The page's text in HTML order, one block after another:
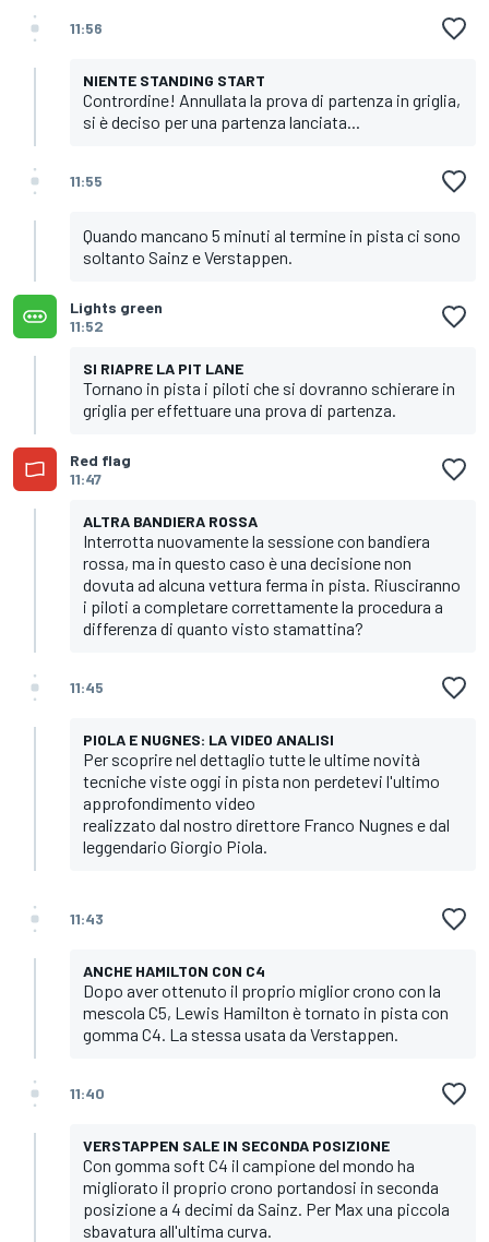
11:56
NIENTE STANDING START
Contrordine! Annullata la prova di partenza in griglia,
si è deciso per una partenza lanciata...
11:55
Quando mancano 5 minuti al termine in pista ci sono
soltanto Sainz e Verstappen.
Lights green
11:52
SI RIAPRE LA PIT LANE
Tornano in pista i piloti che si dovranno schierare in
griglia per effettuare una prova di partenza.
Red flag
11:47
ALTRA BANDIERA ROSSA
Interrotta nuovamente la sessione con bandiera
rossa, ma in questo caso è una decisione non
dovuta ad alcuna vettura ferma in pista. Riusciranno
i piloti a completare correttamente la procedura a
differenza di quanto visto stamattina?
11:45
PIOLA E NUGNES: LA VIDEO ANALISI
Per scoprire nel dettaglio tutte le ultime novità
tecniche viste oggi in pista non perdetevi l'ultimo
approfondimento video
realizzato dal nostro direttore Franco Nugnes e dal
leggendario Giorgio Piola.
11:43
ANCHE HAMILTON CON C4
Dopo aver ottenuto il proprio miglior crono con la
mescola C5, Lewis Hamilton è tornato in pista con
gomma C4. La stessa usata da Verstappen.
11:40
VERSTAPPEN SALE IN SECONDA POSIZIONE
Con gomma soft C4 il campione del mondo ha
migliorato il proprio crono portandosi in seconda
posizione a 4 decimi da Sainz. Per Max una piccola
sbavatura all'ultima curva.